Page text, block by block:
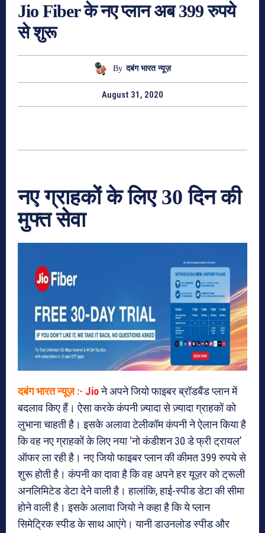
Jio Fiber के नए प्लान अब 399 रुपये
से शुरू
By दबंग भारत न्यूज़
August 31, 2020
नए ग्राहकों के लिए 30 दिन की
मुफ्त सेवा
दबंग भारत न्यूज़ :- Jioने अपने जियो फाइबर ब्रॉडबैंड प्लान में
बदलाव किए हैं। ऐसा करके कंपनी ज़्यादा से ज़्यादा ग्राहकों को
लुभाना चाहती है। इसके अलावा टेलीकॉम कंपनी ने ऐलान किया है
कि वह नए ग्राहकों के लिए नया ‘नो कंडीशन 30 डे फ्री ट्रायल’
ऑफर ला रही है। नए जियो फाइबर प्लान की कीमत 399 रुपये से
शुरू होती है। कंपनी का दावा है कि वह अपने हर यूज़र को ट्रूली
अनलिमिटेड डेटा देने वाली है। हालांकि, हाई-स्पीड डेटा की सीमा
होने वाली है। इसके अलावा जियो ने कहा है कि ये प्लान
सिमेट्रिक स्पीड के साथ आएंगे। यानी डाउनलोड स्पीड और